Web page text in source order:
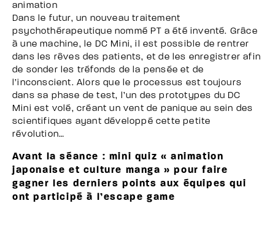
animation
Dans le futur, un nouveau traitement
psychothérapeutique nommé PT a été inventé. Grâce
à une machine, le DC Mini, il est possible de rentrer
dans les rêves des patients, et de les enregistrer afin
de sonder les tréfonds de la pensée et de
l’inconscient. Alors que le processus est toujours
dans sa phase de test, l’un des prototypes du DC
Mini est volé, créant un vent de panique au sein des
scientifiques ayant développé cette petite
révolution…
Avant la séance : mini quiz « animation
japonaise et culture manga » pour faire
gagner les derniers points aux équipes qui
ont participé à l’escape game